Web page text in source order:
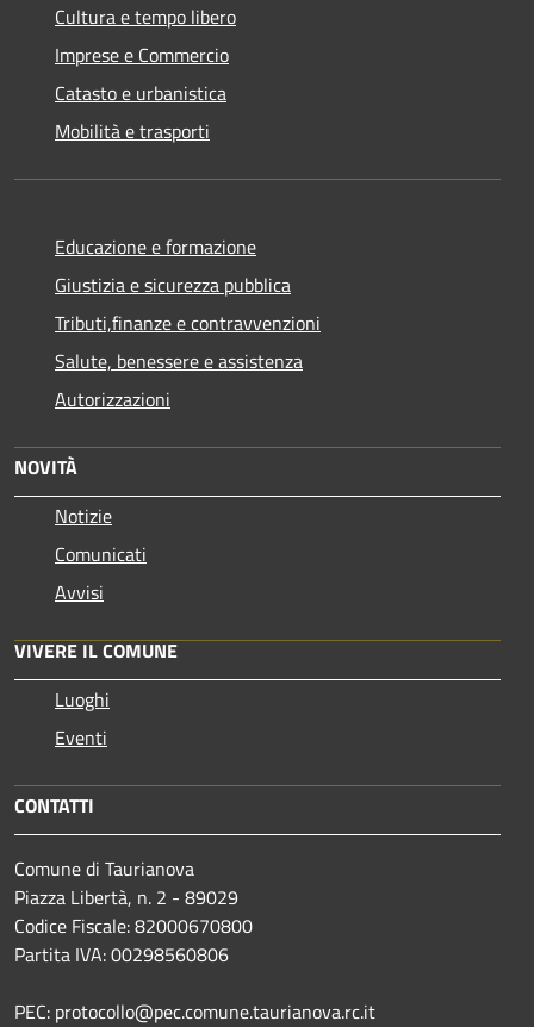
Cultura e tempo libero
Imprese e Commercio
Catasto e urbanistica
Mobilità e trasporti
Educazione e formazione
Giustizia e sicurezza pubblica
Tributi,finanze e contravvenzioni
Salute, benessere e assistenza
Autorizzazioni
NOVITÀ
Notizie
Comunicati
Avvisi
VIVERE IL COMUNE
Luoghi
Eventi
CONTATTI
Comune di Taurianova
Piazza Libertà, n. 2 - 89029
Codice Fiscale: 82000670800
Partita IVA: 00298560806
PEC: protocollo@pec.comune.taurianova.rc.it